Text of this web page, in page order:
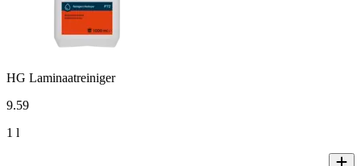
HG Laminaatreiniger
9.59
1 l